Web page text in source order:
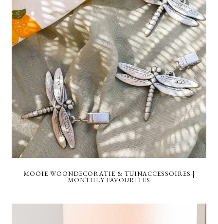
MOOIE WOONDECORATIE & TUINACCESSOIRES |
MONTHLY FAVOURITES